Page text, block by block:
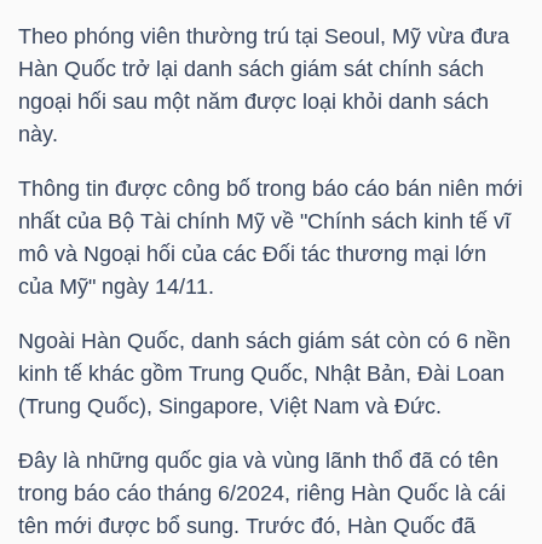
Theo phóng viên thường trú tại Seoul, Mỹ vừa đưa
Hàn Quốc trở lại danh sách giám sát chính sách
ngoại hối sau một năm được loại khỏi danh sách
này.
Thông tin được công bố trong báo cáo bán niên mới
nhất của Bộ Tài chính Mỹ về "Chính sách kinh tế vĩ
mô và Ngoại hối của các Đối tác thương mại lớn
của Mỹ" ngày 14/11.
Ngoài Hàn Quốc, danh sách giám sát còn có 6 nền
kinh tế khác gồm Trung Quốc, Nhật Bản, Đài Loan
(Trung Quốc), Singapore, Việt Nam và Đức.
Đây là những quốc gia và vùng lãnh thổ đã có tên
trong báo cáo tháng 6/2024, riêng Hàn Quốc là cái
tên mới được bổ sung. Trước đó, Hàn Quốc đã
KINH
TẾ
THẾ
GIỚI
ĐÔNG